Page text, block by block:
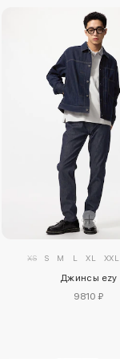
XS S M L XL XXL
Джинсы ezy
9810 ₽